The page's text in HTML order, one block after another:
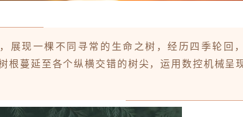
展现一棵不同寻常的生命之树，经历四季轮回，
根蔓延至各个纵横交错的树尖，运用数控机械呈